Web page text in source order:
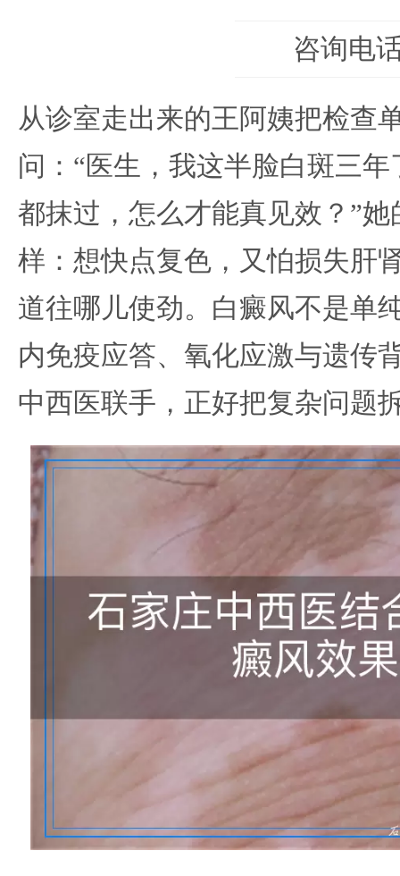
咨询电
从诊室走出来的王阿姨把检查
问：“医生，我这半脸白斑三
都抹过，怎么才能真见效？”
样：想快点复色，又怕损失肝
道往哪儿使劲。白癜风不是单
内免疫应答、氧化应激与遗传
中西医联手，正好把复杂问题